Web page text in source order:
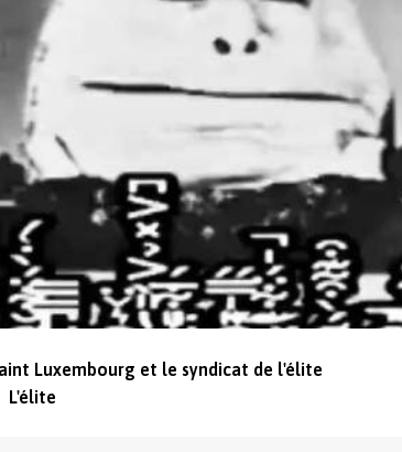
Luxembourg et le syndicat de l'élite
L'élite